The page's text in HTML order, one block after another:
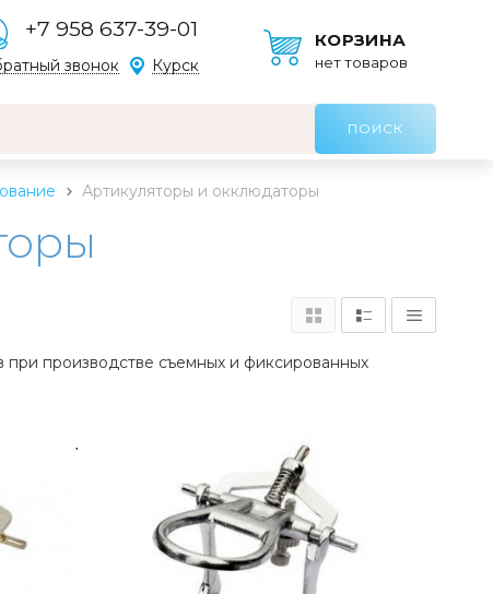
+7 958 637-39-01
звонок Курск
КОРЗИНА
нет товаров
Артикуляторы и окклюдаторы
производстве съемных и фиксированных